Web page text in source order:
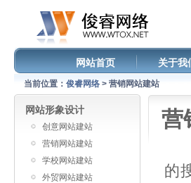
网站首页 关于我
当前位置： 俊睿网络 > 营销网站建站
网站形象设计
创意网站建站
营销网站建站
学校网站建站
外贸网站建站
营
“
的